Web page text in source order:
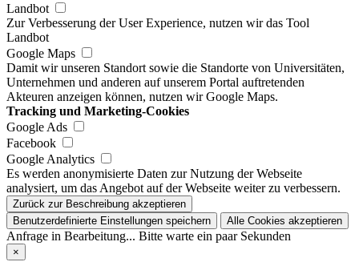
Landbot
Zur Verbesserung der User Experience, nutzen wir das Tool
Landbot
Google Maps
Damit wir unseren Standort sowie die Standorte von Universitäten,
Unternehmen und anderen auf unserem Portal auftretenden
Akteuren anzeigen können, nutzen wir Google Maps.
Tracking und Marketing-Cookies
Google Ads
Facebook
Google Analytics
Es werden anonymisierte Daten zur Nutzung der Webseite
analysiert, um das Angebot auf der Webseite weiter zu verbessern.
Zurück zur Beschreibung akzeptieren
Benutzerdefinierte Einstellungen speichern
Alle Cookies akzeptieren
Anfrage in Bearbeitung... Bitte warte ein paar Sekunden
×